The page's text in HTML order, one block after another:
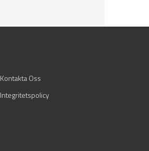
Kontakta Oss
Integritetspolicy